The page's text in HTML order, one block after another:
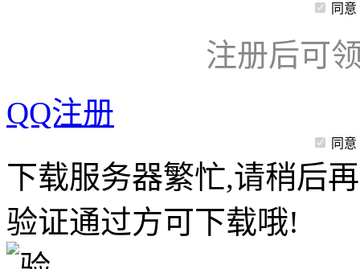
同意
注册后可
QQ注册
同意
下载服务器繁忙,请稍后
验证通过方可下载哦!